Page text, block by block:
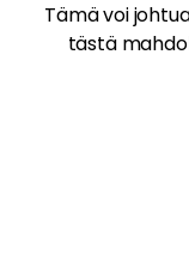
Tämä voi
tästä